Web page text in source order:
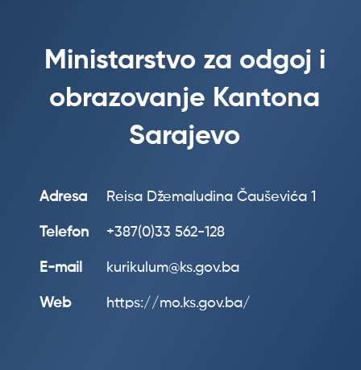
Ministarstvo za odgoj i
obrazovanje Kantona
Sarajevo
Adresa Reisa Džemaludina Čauševića 1
Telefon +387(0)33 562-128
E-mail kurikulum@ks.gov.ba
Web https://mo.ks.gov.ba/